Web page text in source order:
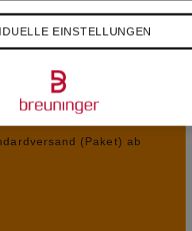
(Paket) ab
EINSTELLUNGEN